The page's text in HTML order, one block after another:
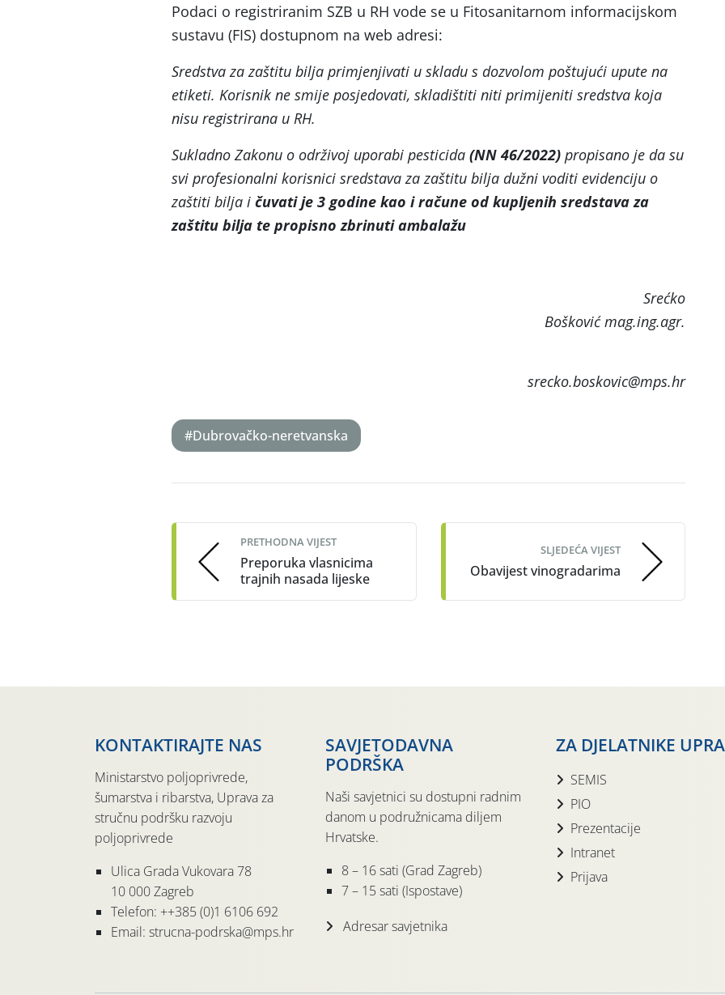
Podaci o registriranim SZB u RH vode se u Fitosanitarnom informacijskom
sustavu (FIS) dostupnom na web adresi:
Sredstva za zaštitu bilja primjenjivati u skladu s dozvolom poštujući upute na
etiketi. Korisnik ne smije posjedovati, skladištiti niti primijeniti sredstva koja
nisu registrirana u RH.
Sukladno Zakonu o održivoj uporabi pesticida (NN 46/2022) propisano je da su
svi profesionalni korisnici sredstava za zaštitu bilja dužni voditi evidenciju o
zaštiti bilja i čuvati je 3 godine kao i račune od kupljenih sredstava za
zaštitu bilja te propisno zbrinuti ambalažu
Srećko
Bošković mag.ing.agr.
srecko.boskovic@mps.hr
#Dubrovačko-neretvanska
navigation
PRETHODNA VIJEST
Preporuka vlasnicima
trajnih nasada lijeske
SLJEDEĆA VIJEST
Obavijest vinogradarima
KONTAKTIRAJTE NAS
Ministarstvo poljoprivrede,
šumarstva i ribarstva, Uprava za
stručnu podršku razvoju
poljoprivrede
Ulica Grada Vukovara 78
10 000 Zagreb
Telefon: ++385 (0)1 6106 692
Email: strucna-podrska@mps.hr
SAVJETODAVNA
PODRŠKA
Naši savjetnici su dostupni radnim
danom u podružnicama diljem
Hrvatske.
8 – 16 sati (Grad Zagreb)
7 – 15 sati (Ispostave)
Adresar savjetnika
ZA DJELATNIKE
SEMIS
PIO
Prezentacije
Intranet
Prijava